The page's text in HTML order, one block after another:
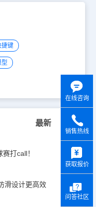
捷键
最新
打call！
滑设计更高效
在线咨询
销售热线
获取报价
问答社区